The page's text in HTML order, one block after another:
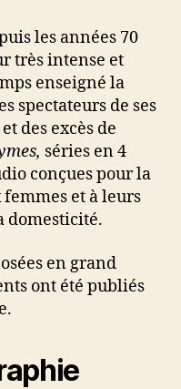
les années 70
très intense et
enseigné la
spectateurs de ses
des excès de
séries en 4
conçues pour la
femmes et à leurs
domesticité.
en grand
ont été publiés